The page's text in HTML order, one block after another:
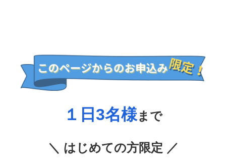
１日3名様まで
＼ はじめての方限定 ／